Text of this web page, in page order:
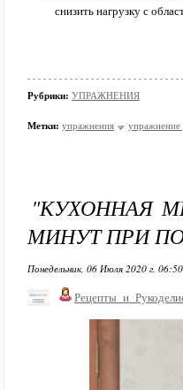
снизить нагрузку с
Рубрики: УПРАЖНЕНИЯ
Метки: упражнения упражнение
"КУХОННАЯ
МИНУТ ПРИ
Понедельник, 06 Июля 2020 г. 06:50